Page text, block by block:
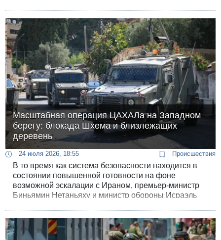
Масштабная операция ЦАХАЛа на Западном
берегу: блокада Шхема и близлежащих
деревень
24 июля 2026, 18:55 Происшествия
В то время как система безопасности находится в
состоянии повышенной готовности на фоне
возможной эскалации с Ираном, премьер-министр
Биньямин Нетаньяху и министр обороны Исраэль